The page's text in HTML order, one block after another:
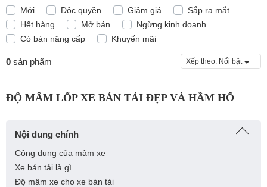
Mới Độc quyền Giảm giá
Sắp ra mắt
Hết hàng
Mở bán
Ngừng kinh doanh
Có bản nâng cấp
Khuyến mãi
0 sản phẩm Xếp theo: Nổi bật
ĐỘ MÂM LỐP XE BÁN TẢI ĐẸP VÀ HẦM HỐ
Nội dung chính
Công dụng của mâm xe
Xe bán tải là gì
Độ mâm xe cho xe bán tải